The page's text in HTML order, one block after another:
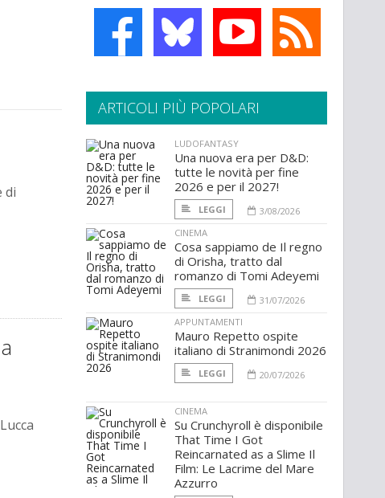
di
ARTICOLI PIÙ POPOLARI
LUDOFANTASY
Una nuova era per D&D:
tutte le novità per fine
2026 e per il 2027!
LEGGI
3/08/2026
CINEMA
Cosa sappiamo de Il regno
di Orisha, tratto dal
romanzo di Tomi Adeyemi
LEGGI
31/07/2026
APPUNTAMENTI
Mauro Repetto ospite
italiano di Stranimondi 2026
LEGGI 20/07/2026
CINEMA
Su Crunchyroll è disponibile
That Time I Got
Reincarnated as a Slime Il
Film: Le Lacrime del Mare
Azzurro